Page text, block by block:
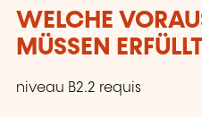
WELCHE
MÜSSEN
niveau B2.2 requis